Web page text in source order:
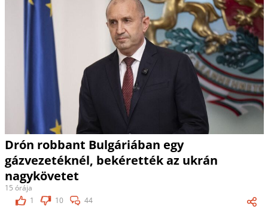
Drón robbant Bulgáriában egy
gázvezetéknél, bekérették az ukrán
nagykövetet
15 órája
1
10 44